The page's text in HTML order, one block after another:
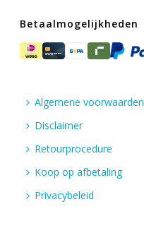
Betaalmogelijkheden
Algemene voorwaarden
Disclaimer
Retourprocedure
Koop op afbetaling
Privacybeleid